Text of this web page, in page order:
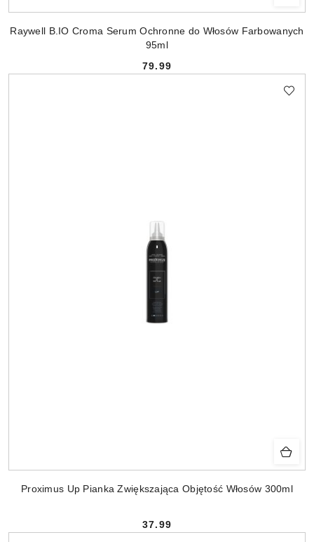
Raywell B.IO Croma Serum Ochronne do Włosów Farbowanych
95ml
Cena:
79.99
Proximus Up Pianka Zwiększająca Objętość Włosów 300ml
Cena:
37.99